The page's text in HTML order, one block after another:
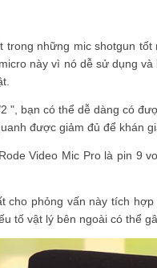
trong những mic shotgun
này vì nó dễ sử dụng
", bạn có thể dễ dàng có
được giảm đủ để khán
Video Mic Pro là pin 9
cho phỏng vấn này tích
tố vật lý bên ngoài có thể